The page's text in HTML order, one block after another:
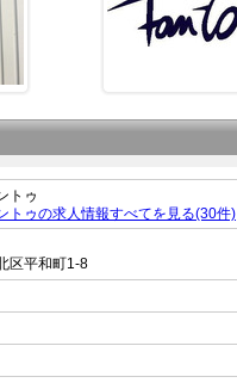
トゥ
トゥの求人情報すべてを見る(30件)
区平和町1-8